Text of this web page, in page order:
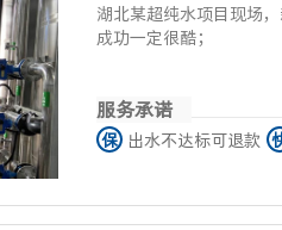
湖北某超纯水项目现场
成功一定很酷；
服务承诺
保 出水不达标可退款